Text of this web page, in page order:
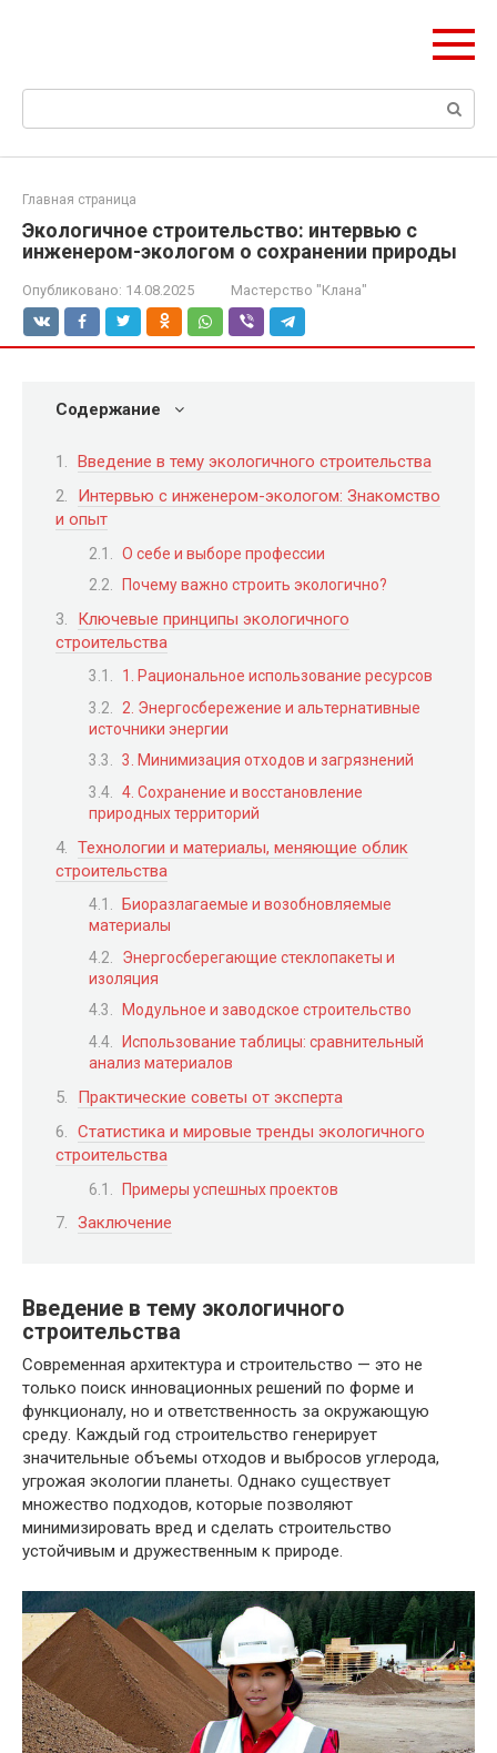
Поиск:
Главная страница
Экологичное строительство: интервью с
инженером-экологом о сохранении природы
Опубликовано: 14.08.2025 Мастерство "Клана"
Содержание
Введение в тему экологичного строительства
Интервью с инженером-экологом: Знакомство
и опыт
О себе и выборе профессии
Почему важно строить экологично?
Ключевые принципы экологичного
строительства
1. Рациональное использование ресурсов
2. Энергосбережение и альтернативные
источники энергии
3. Минимизация отходов и загрязнений
4. Сохранение и восстановление
природных территорий
Технологии и материалы, меняющие облик
строительства
Биоразлагаемые и возобновляемые
материалы
Энергосберегающие стеклопакеты и
изоляция
Модульное и заводское строительство
Использование таблицы: сравнительный
анализ материалов
Практические советы от эксперта
Статистика и мировые тренды экологичного
строительства
Примеры успешных проектов
Заключение
Введение в тему экологичного
строительства
Современная архитектура и строительство — это не
только поиск инновационных решений по форме и
функционалу, но и ответственность за окружающую
среду. Каждый год строительство генерирует
значительные объемы отходов и выбросов углерода,
угрожая экологии планеты. Однако существует
множество подходов, которые позволяют
минимизировать вред и сделать строительство
устойчивым и дружественным к природе.